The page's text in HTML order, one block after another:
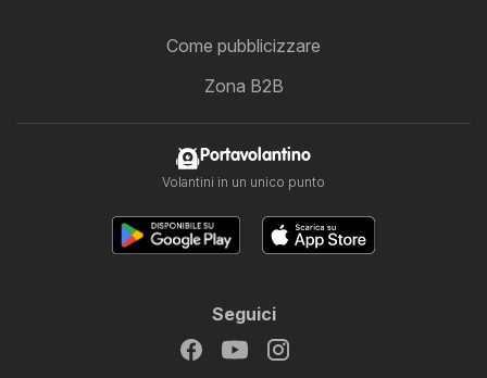
Come pubblicizzare
Zona B2B
Portavolantino
Volantini in un unico punto
Seguici